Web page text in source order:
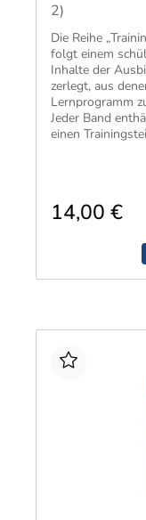
2)
Die Reihe
folgt einem
Inhalte der
zerlegt, aus
Lernprogramm
Jeder Band
einen
14,00 €